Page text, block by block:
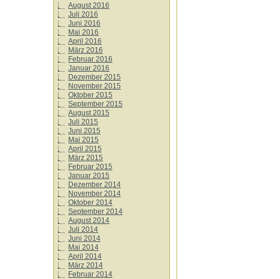
August 2016
Juli 2016
Juni 2016
Mai 2016
April 2016
März 2016
Februar 2016
Januar 2016
Dezember 2015
November 2015
Oktober 2015
September 2015
August 2015
Juli 2015
Juni 2015
Mai 2015
April 2015
März 2015
Februar 2015
Januar 2015
Dezember 2014
November 2014
Oktober 2014
September 2014
August 2014
Juli 2014
Juni 2014
Mai 2014
April 2014
März 2014
Februar 2014